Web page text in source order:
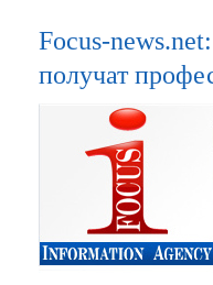
Focus-
получат